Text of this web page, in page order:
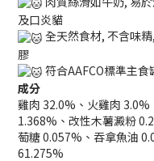
及口炎貓
全天然食材, 不含味
膠
符合AAFCO標準主食
成分
雞肉 32.0%、火雞肉
1.368%、改性木薯澱粉
萄糖 0.057%、吞拿魚油
61.275%